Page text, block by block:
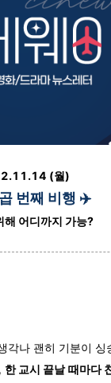
(월)
번째 비행 ✈️
해 어디까지 가능?
각나 괜히 기분이 싱
한 교시 끝날 때마다